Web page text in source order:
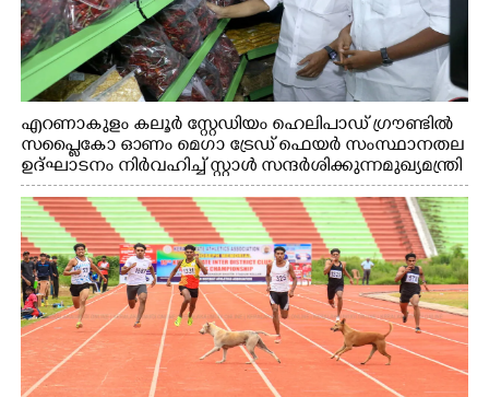
എറണാകുളം കലൂർ സ്റ്റേഡിയം ഹെലിപാഡ് ഗ്രൗണ്ടിൽ
സപ്ളൈകോ ഓണം മെഗാ ട്രേഡ് ഫെയർ സംസ്ഥാനതല
ഉദ്ഘാടനം നിർവഹിച്ച് സ്റ്റാൾ സന്ദർശിക്കുന്ന മുഖ്യമന്ത്രി
വി.ഡി. സതീശൻ. മന്ത്രി അനൂപ് ജേക്കബ് സമീപം